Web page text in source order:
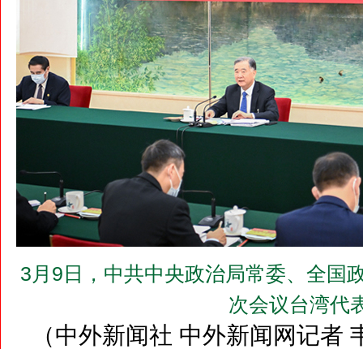
3月9日，中共中央政治局常委、全国
次会议台湾代
（中外新闻社 中外新闻网记者